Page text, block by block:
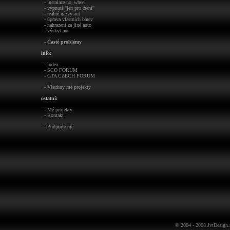
- instalace no_wheel
- vypnutí "jen pro čtení"
- reálné názvy aut
- úprava vlastních barev
- nahrazení za jiné auto
- výskyt aut
-Časté problémy
info:
- index
- SCO FORUM
- GTA CZECH FORUM
- Všechny mé projekty
ostatní:
- Mé projekty
- Kontakt
- Podpořte mě
© 2004 - 2008